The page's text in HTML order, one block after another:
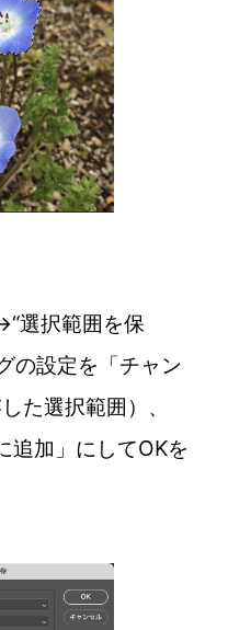
選択範囲を保
の設定を「チャン
た選択範囲）、
追加」にしてOKを